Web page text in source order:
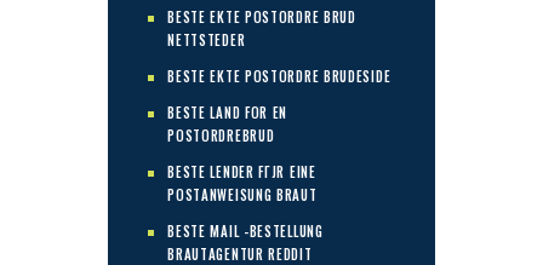
BESTE EKTE POSTORDRE BRUD
NETTSTEDER
BESTE EKTE POSTORDRE BRUDESIDE
BESTE LAND FOR EN
POSTORDREBRUD
BESTE LENDER FГЈR EINE
POSTANWEISUNG BRAUT
BESTE MAIL -BESTELLUNG
BRAUTAGENTUR REDDIT